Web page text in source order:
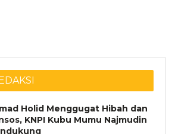
Holid Menggugat Hibah dan
KNPI Kubu Mumu Najmudin